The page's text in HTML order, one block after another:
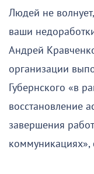
Людей не
ваши
Андрей
организации
Губернского «в
восстановление
завершения